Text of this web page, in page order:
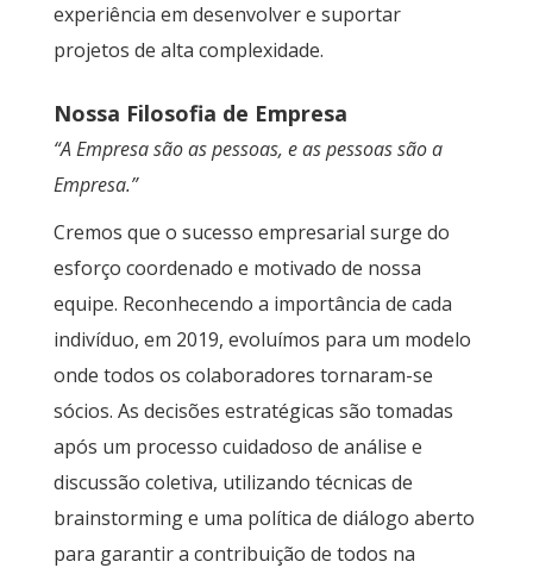
experiência em desenvolver e suportar
projetos de alta complexidade.
Nossa Filosofia de Empresa
“A Empresa são as pessoas, e as pessoas são a
Empresa.”
Cremos que o sucesso empresarial surge do
esforço coordenado e motivado de nossa
equipe. Reconhecendo a importância de cada
indivíduo, em 2019, evoluímos para um modelo
onde todos os colaboradores tornaram-se
sócios. As decisões estratégicas são tomadas
após um processo cuidadoso de análise e
discussão coletiva, utilizando técnicas de
brainstorming e uma política de diálogo aberto
para garantir a contribuição de todos na